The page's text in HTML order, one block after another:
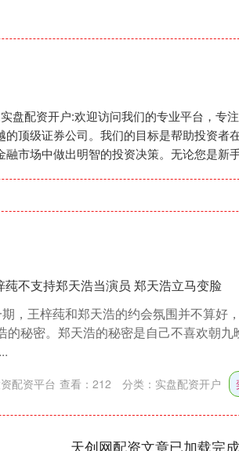
盘配资开户:欢迎访问我们的专业平台，专
的顶级证券公司。我们的目标是帮助投资
市场中做出明智的投资决策。无论您是新
不支持郑天浩当演员 郑天浩立马变脸
期，王梓莼和郑天浩的约会氛围并不算好
的秘密。郑天浩的秘密是自己不喜欢朝九
配资平台 查看： 212 分类： 实盘配资开户
天创网配资文章已加载完成